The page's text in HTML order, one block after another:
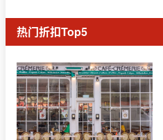
热门折扣Top5